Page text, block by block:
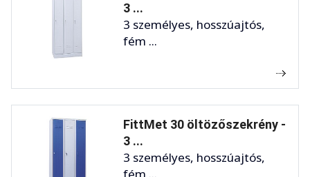
3 ...
3 személyes, hosszúajtós,
fém ...
FittMet 30 öltözőszekrény -
3 ...
3 személyes, hosszúajtós,